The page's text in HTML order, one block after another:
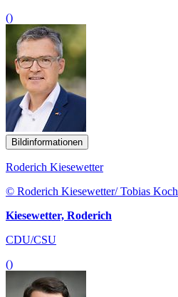
()
Bildinformationen
Roderich Kiesewetter
© Roderich Kiesewetter/ Tobias Koch
Kiesewetter, Roderich
CDU/CSU
()